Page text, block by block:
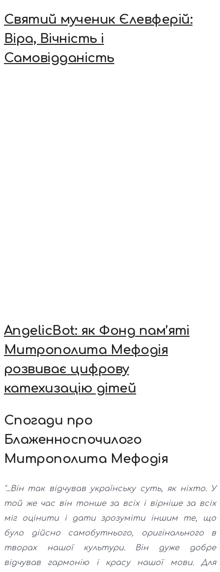
Святий мученик Єлевферій:
Віра, Вічність і
Самовідданість
AngelicBot: як Фонд пам’яті
Митрополита Мефодія
розвиває цифрову
катехизацію дітей
Спогади про
Блаженноспочилого
Митрополита Мефодія
"...Він так відчував українську суть, як ніхто. У
той же час він тонше за всіх і вірніше за всіх
міг оцінити і дати зрозуміти іншим те, що
було дійсно самобутнього, оригінального в
творах нашої культури. Він дуже добре
відчував гармонію і красу нашої мови. Для